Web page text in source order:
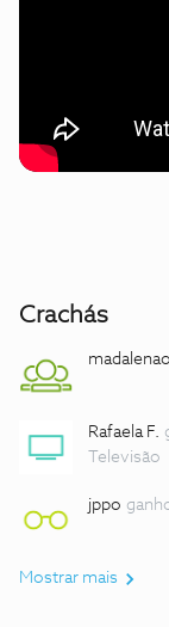
Crachás
Rafaela F.
Televisão
jppo
Mostrar mais